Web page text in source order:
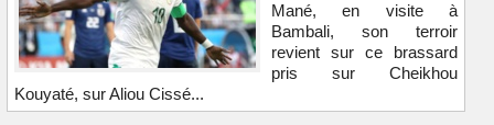
Mané, en visite à
Bambali, son terroir
revient sur ce brassard
pris sur Cheikhou
Kouyaté, sur Aliou Cissé...